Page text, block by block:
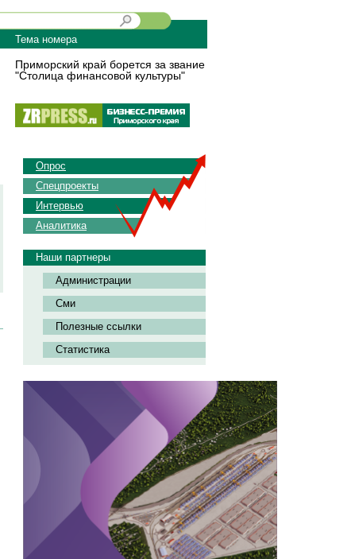
Тема номера
Приморский край борется за звание
"Столица финансовой культуры"
Опрос
Спецпроекты
Интервью
Аналитика
Наши партнеры
Администрации
Сми
Полезные ссылки
Статистика